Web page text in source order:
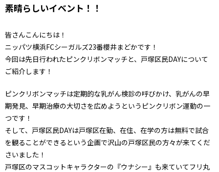
素晴らしいイベント！！
皆さんこんにちは！
ニッパツ横浜FCシーガルズ23番櫻井まどかです！
今回は先日行われたピンクリボンマッチと、戸塚区民DAYについて
ご紹介します！
ピンクリボンマッチは定期的な乳がん検診の呼びかけ、乳がんの早
期発見、早期治療の大切さを広めようというピンクリボン運動の一
つです！
そして、戸塚区民DAYは戸塚区在勤、在住、在学の方は無料で試合
を観ることができるという企画で沢山の戸塚区民の方々が来てくだ
さいました！
戸塚区のマスコットキャラクターの『ウナシー』も来ていてフリ丸